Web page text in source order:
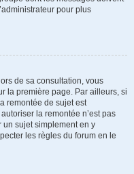
pour plus
de sa consultation, vous
la première page. Par ailleurs, si
remontée de sujet est
la remontée n’est pas
un sujet simplement en y
les règles du forum en le